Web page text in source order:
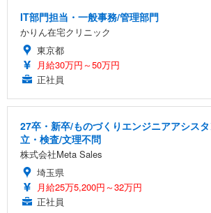
IT部門担当・一般事務/管理部門
かりん在宅クリニック
東京都
月給30万円～50万円
正社員
27卒・新卒/ものづくりエンジニアアシス
立・検査/文理不問
株式会社Meta Sales
埼玉県
月給25万5,200円～32万円
正社員